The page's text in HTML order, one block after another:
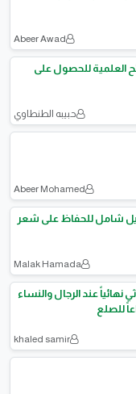
Abeer Awad
العلمية للحصول على
حبيبه الطنطاوي
Abeer Mohamed
شامل للحفاظ على شعر
Malak Hamada
نهائياً عند الرجال والنساء
للصلع
khaled samir